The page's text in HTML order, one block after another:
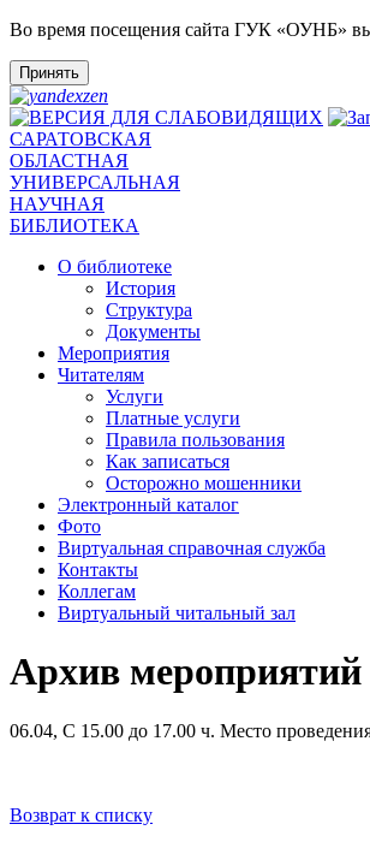
Во время посещения сайта ГУК «ОУНБ» вы
Принять
САРАТОВСКАЯ
ОБЛАСТНАЯ
УНИВЕРСАЛЬНАЯ
НАУЧНАЯ
БИБЛИОТЕКА
О библиотеке
История
Структура
Документы
Мероприятия
Читателям
Услуги
Платные услуги
Правила пользования
Как записаться
Осторожно мошенники
Электронный каталог
Фото
Виртуальная справочная служба
Контакты
Коллегам
Виртуальный читальный зал
Архив мероприятий
06.04, С 15.00 до 17.00 ч. Место
Возврат к списку